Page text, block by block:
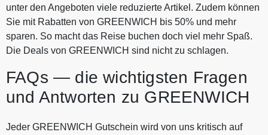
unter den Angeboten viele reduzierte Artikel. Zudem können
Sie mit Rabatten von GREENWICH bis 50% und mehr
sparen. So macht das Reise buchen doch viel mehr Spaß.
Die Deals von GREENWICH sind nicht zu schlagen.
FAQs — die wichtigsten Fragen
und Antworten zu GREENWICH
Jeder GREENWICH Gutschein wird von uns kritisch auf